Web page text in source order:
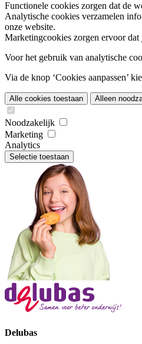
Functionele cookies zorgen dat de
Analytische cookies verzamelen
onze website.
Marketingcookies zorgen ervoor dat
Voor het gebruik van analytische
Via de knop ‘Cookies aanpassen’
Alle cookies toestaan Alleen
Noodzakelijk
Marketing
Analytics
Selectie toestaan
Delubas